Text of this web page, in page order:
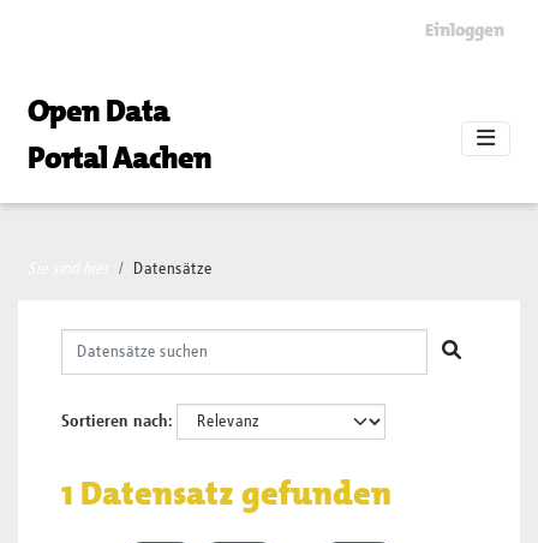
Einloggen
Open Data
Portal Aachen
Datensätze
Sortieren nach
1 Datensatz gefunden